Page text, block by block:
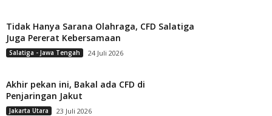
Tidak Hanya Sarana Olahraga, CFD Salatiga
Juga Pererat Kebersamaan
Salatiga - Jawa Tengah 24 Juli 2026
Akhir pekan ini, Bakal ada CFD di
Penjaringan Jakut
Jakarta Utara 23 Juli 2026